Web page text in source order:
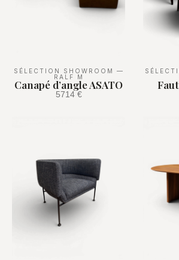
SÉLECTION SHOWROOM
—
RALF M
Canapé d’angle ASATO
5714 €